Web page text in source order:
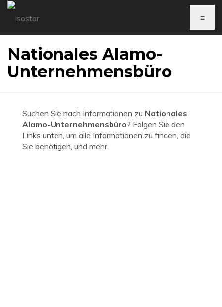
≡
Nationales Alamo-
Unternehmensbüro
Suchen Sie nach Informationen zu Nationales
Alamo-Unternehmensbüro? Folgen Sie den
Links unten, um alle Informationen zu finden, die
Sie benötigen, und mehr.